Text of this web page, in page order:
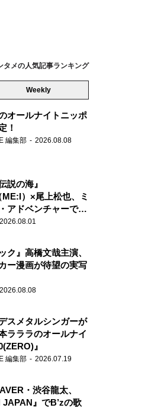
タメの人気記事ランキング
Weekly
オールナイトニッポ
！
編集部 2026.08.08
説の海』
）×尾上松也、ミ
アドベンチャーで美
2026.08.01
ク』高橋文哉主演、
ー漫画が待望の実写
2026.08.08
スメタルシンガーが
ラララのオールナイ
』
編集部 2026.07.19
・渋谷龍太、
JAPAN』でB’zの歌